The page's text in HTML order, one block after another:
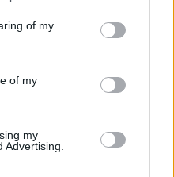
of my
of my
my
Advertising.
kan du halvere
med ostekrem.
med det samme.
i biter og så sette
ostekremen har stivnet